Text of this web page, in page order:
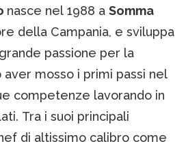
nasce nel 1988 a Somma
della Campania, e sviluppa
passione per la
aver mosso i primi passi nel
competenze lavorando in
Tra i suoi principali
di altissimo calibro come